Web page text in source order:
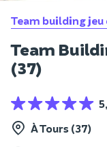
Team building jeu
Team
(37)
À Tours (37)